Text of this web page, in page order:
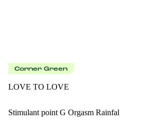
Corner Green
LOVE TO LOVE
Stimulant point G Orgasm Rainfal